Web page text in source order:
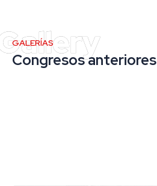
GALERÍAS
Congresos anteriores